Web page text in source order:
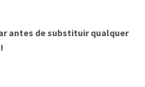
antes de substituir qualquer